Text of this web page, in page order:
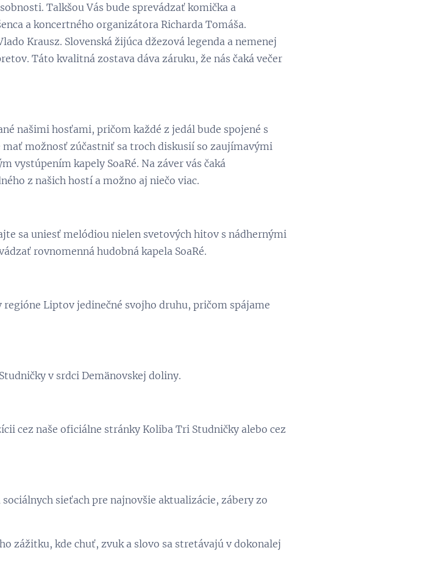
Talkšou Vás bude sprevádzať komička a
a koncertného organizátora Richarda Tomáša.
Krausz. Slovenská žijúca džezová legenda a nemenej
Táto kvalitná zostava dáva záruku, že nás čaká večer
našimi hosťami, pričom každé z jedál bude spojené s
možnosť zúčastniť sa troch diskusií so zaujímavými
vystúpením kapely SoaRé. Na záver vás čaká
z našich hostí a možno aj niečo viac.
sa uniesť melódiou nielen svetových hitov s nádhernými
rovnomenná hudobná kapela SoaRé.
Liptov jedinečné svojho druhu, pričom spájame
v srdci Demänovskej doliny.
cez naše oficiálne stránky Koliba Tri Studničky alebo cez
sieťach pre najnovšie aktualizácie, zábery zo
zážitku, kde chuť, zvuk a slovo sa stretávajú v dokonalej